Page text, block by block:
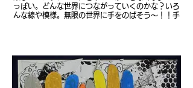
っぱい。どんな世界につながっていくのかな？いろ
んな線や模様。無限の世界に手をのばそう～！！手